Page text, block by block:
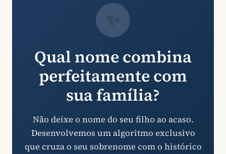
✨
Qual nome combina
perfeitamente com
sua família?
Não deixe o nome do seu filho ao acaso.
Desenvolvemos um algoritmo exclusivo
que cruza o seu sobrenome com o histórico